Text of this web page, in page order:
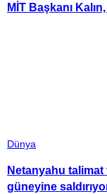
MİT Başkanı
Dünya
Netanyahu
güneyine